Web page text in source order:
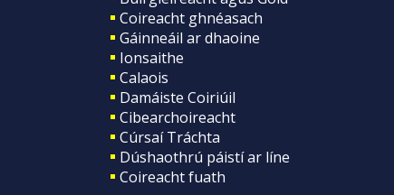
Coireacht ghnéasach
Gáinneáil ar dhaoine
Ionsaithe
Calaois
Damáiste Coiriúil
Cibearchoireacht
Cúrsaí Tráchta
Dúshaothrú páistí ar líne
Coireacht fuath